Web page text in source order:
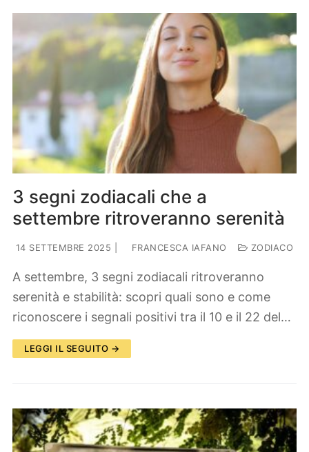
3 segni zodiacali che a
settembre ritroveranno serenità
14 SETTEMBRE 2025 FRANCESCA IAFANO ZODIACO
A settembre, 3 segni zodiacali ritroveranno
serenità e stabilità: scopri quali sono e come
riconoscere i segnali positivi tra il 10 e il 22 del…
LEGGI IL SEGUITO →